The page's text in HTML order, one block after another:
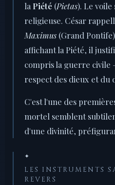
la Piété (Pietas). Le voile
religieuse. César
Maximus (Grand
affichant la Piété, il
compris la guerre civile
respect des dieux et du
C'est l'une des
mortel semblent
d'une divinité,
✦
LES INSTRUMENTS
REVERS